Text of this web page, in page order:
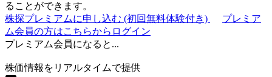
ることができます。
株探プレミアムに申し込む (初回無料体験付き)
プレミア
ム会員の方はこちらからログイン
プレミアム会員になると...
株価情報をリアルタイムで提供